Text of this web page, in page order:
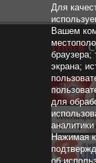
Для
Вашем
браузера;
экрана;
для
Нажимая
об